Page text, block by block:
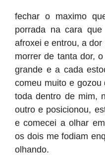
fechar o maximo
porrada na cara
afroxei e entrou, a
morrer de tanta dor,
grande e a cada
comeu muito e
toda dentro de mim,
outro e posicionou,
e comecei a olhar
os dois me fodiam
olhando.